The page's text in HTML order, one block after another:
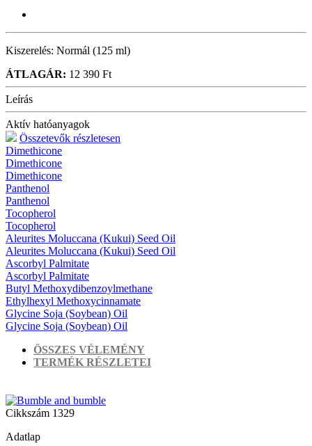
Kiszerelés: Normál (125 ml)
ÁTLAGÁR: 12 390 Ft
Leírás
Aktív hatóanyagok
Összetevők részletesen
Dimethicone
Dimethicone
Dimethicone
Panthenol
Panthenol
Tocopherol
Tocopherol
Aleurites Moluccana (Kukui) Seed Oil
Aleurites Moluccana (Kukui) Seed Oil
Ascorbyl Palmitate
Ascorbyl Palmitate
Butyl Methoxydibenzoylmethane
Ethylhexyl Methoxycinnamate
Glycine Soja (Soybean) Oil
Glycine Soja (Soybean) Oil
ÖSSZES VÉLEMÉNY
TERMÉK RÉSZLETEI
Cikkszám 1329
Adatlap